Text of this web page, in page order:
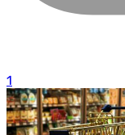
1